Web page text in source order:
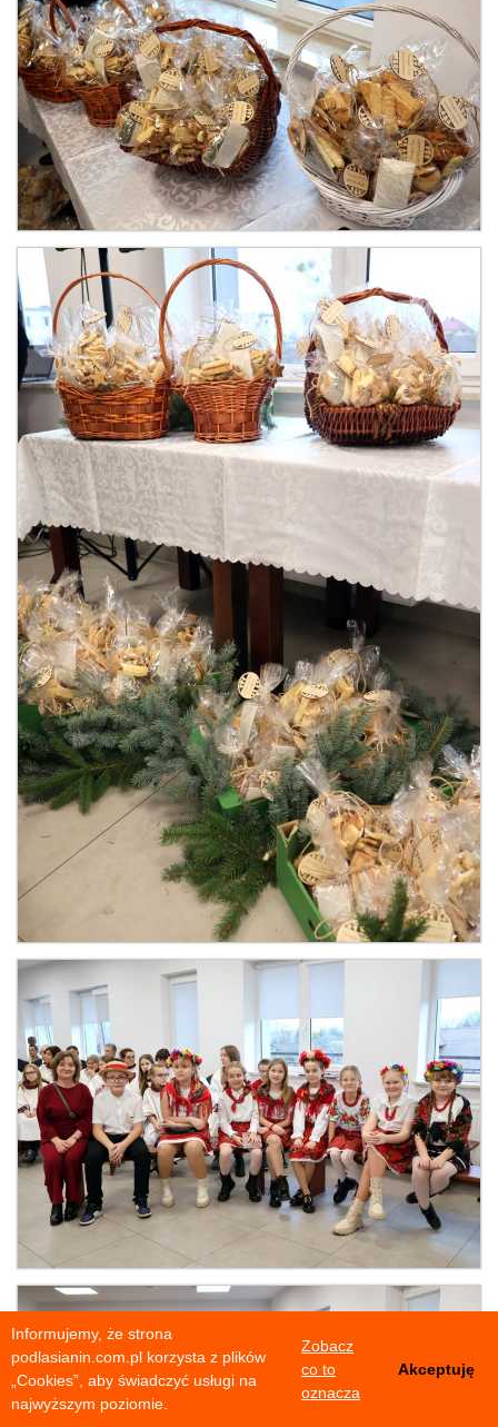
Informujemy, że strona
podlasianin.com.pl korzysta z plików
„Cookies”, aby świadczyć usługi na
najwyższym poziomie.
Zobacz
co to
oznacza
Akceptuję